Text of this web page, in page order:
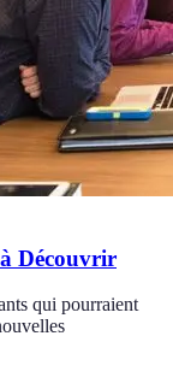
Découvrir
qui pourraient